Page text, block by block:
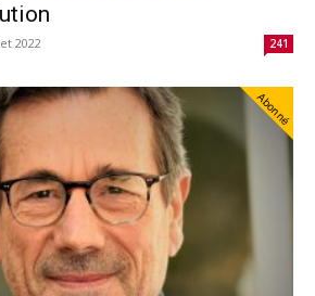
2022 241
Abonné